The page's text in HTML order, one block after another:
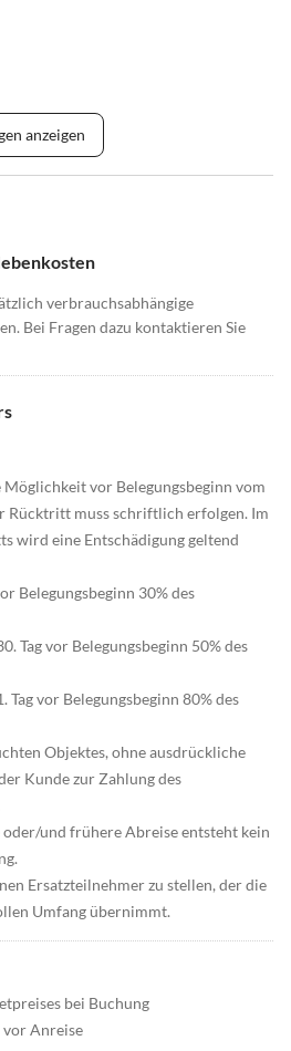
anzeigen
verbrauchsabhängige
Bei Fragen dazu kontaktieren Sie
vor Belegungsbeginn vom
Rücktritt muss schriftlich erfolgen. Im
wird eine Entschädigung geltend
Belegungsbeginn 30% des
Tag vor Belegungsbeginn 50% des
vor Belegungsbeginn 80% des
Objektes, ohne ausdrückliche
Kunde zur Zahlung des
und frühere Abreise entsteht kein
Ersatzteilnehmer zu stellen, der die
Umfang übernimmt.
bei Buchung
vor Anreise